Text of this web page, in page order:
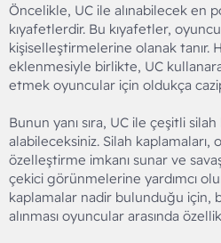
Öncelikle, UC ile alınabilecek en
kıyafetlerdir. Bu kıyafetler,
kişiselleştirmelerine olanak tanır.
eklenmesiyle birlikte, UC
etmek oyuncular için oldukça
Bunun yanı sıra, UC ile çeşitli silah
alabileceksiniz. Silah kaplamaları,
özelleştirme imkanı sunar ve
çekici görünmelerine yardımcı
kaplamalar nadir bulunduğu için,
alınması oyuncular arasında